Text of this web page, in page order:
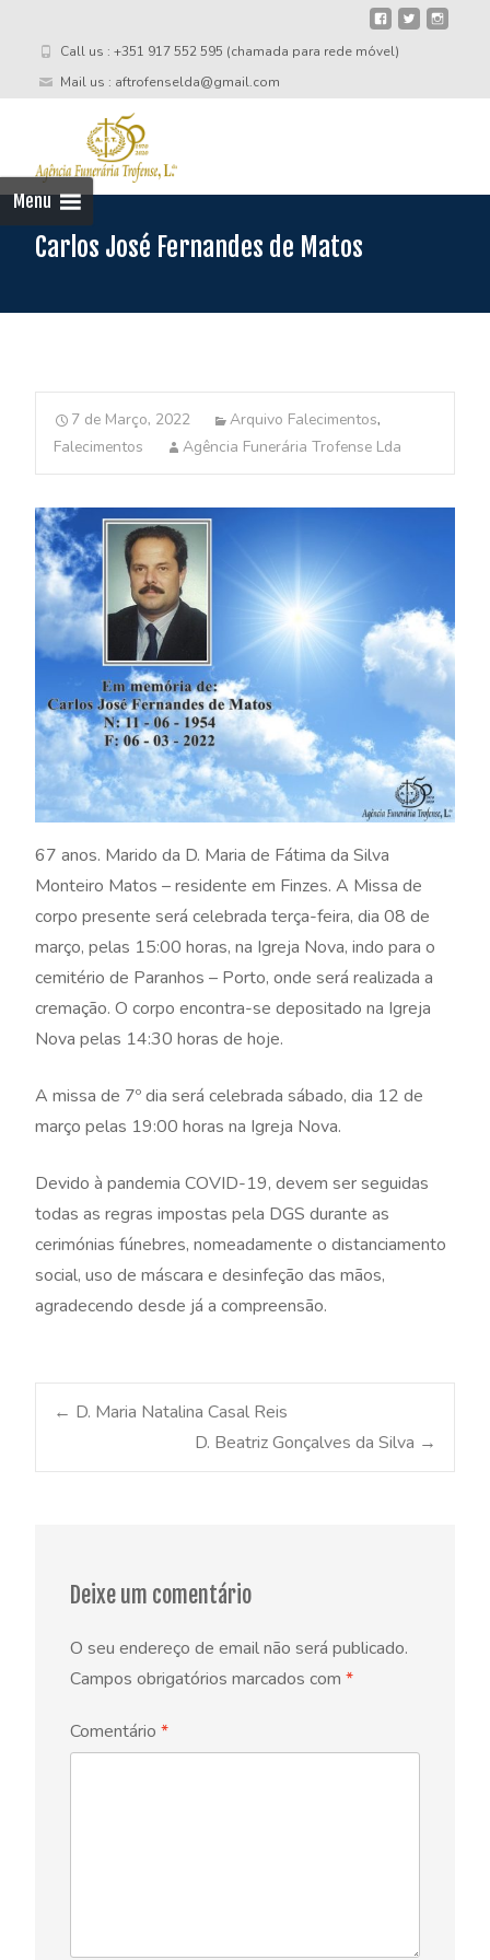
Call us : +351 917 552 595 (chamada para rede móvel)
Mail us : aftrofenselda@gmail.com
Menu
Carlos José Fernandes de Matos
7 de Março, 2022 Arquivo Falecimentos,
Falecimentos
Agência Funerária Trofense Lda
67 anos. Marido da D. Maria de Fátima da Silva
Monteiro Matos – residente em Finzes. A Missa de
corpo presente será celebrada terça-feira, dia 08 de
março, pelas 15:00 horas, na Igreja Nova, indo para o
cemitério de Paranhos – Porto, onde será realizada a
cremação. O corpo encontra-se depositado na Igreja
Nova pelas 14:30 horas de hoje.
A missa de 7º dia será celebrada sábado, dia 12 de
março pelas 19:00 horas na Igreja Nova.
Devido à pandemia COVID-19, devem ser seguidas
todas as regras impostas pela DGS durante as
cerimónias fúnebres, nomeadamente o distanciamento
social, uso de máscara e desinfeção das mãos,
agradecendo desde já a compreensão.
Post
← D. Maria Natalina Casal Reis
D. Beatriz Gonçalves da Silva →
Deixe um comentário
O seu endereço de email não será publicado.
Campos obrigatórios marcados com *
Comentário *